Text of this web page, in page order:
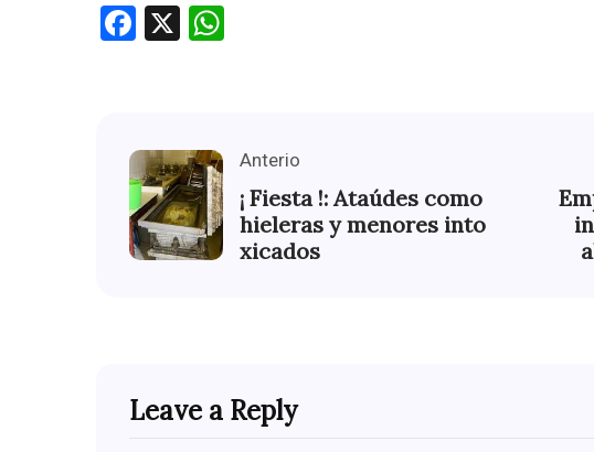
Facebook
X
Anterio
¡ Fiesta !: Ataúdes como
hieleras y menores into
xicados
Leave a Reply